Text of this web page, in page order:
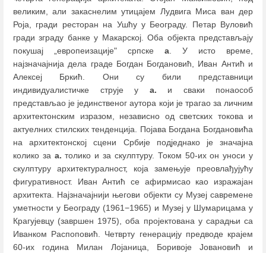
великим, али закаснелим утицајем Лудвига Миса ван дер
Роја, гради ресторан на Ушћу у Београду. Петар Вуловић
гради зграду банке у Макарској. Оба објекта представљају
покушај „европеизације" српске а . У исто време,
најзначајнија дела граде Богдан Богдановић, Иван Антић и
Алексеј Бркић. Они су били представници
индивидуалистичке струје у а. и сваки понаособ
представљао је јединственог аутора који је трагао за личним
архитектонским изразом, независно од светских токова и
актуелних стилских тенденција. Појава Богдана Богдановића
на архитектонској сцени Србије подједнако је значајна
колико за а. толико и за скулптуру. Током 50-их он уноси у
скулптуру архитектуралност, која замењује преовлађујућу
фигуративност. Иван Антић се афирмисао као изражајан
архитекта. Најзначајнији његови објекти су Музеј савремене
уметности у Београду (1961−1965) и Музеј у Шумарицама у
Крагујевцу (завршен 1975), оба пројектована у сарадњи са
Иванком Распоповић. Четврту генерацију предводе крајем
60-их година Милан Лојаница, Боривоје Јовановић и